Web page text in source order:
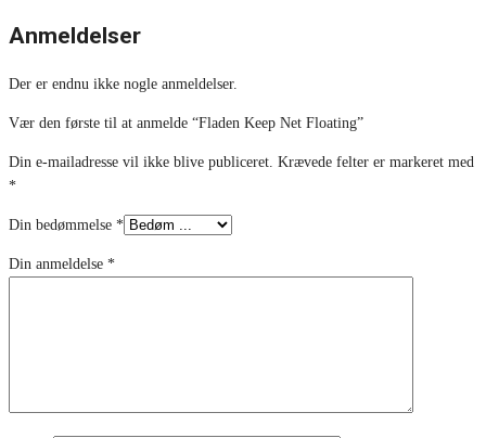
Anmeldelser
Der er endnu ikke nogle anmeldelser.
Vær den første til at anmelde “Fladen Keep Net Floating”
Din e-mailadresse vil ikke blive publiceret. Krævede felter er markeret med
*
Din bedømmelse *
Din anmeldelse *